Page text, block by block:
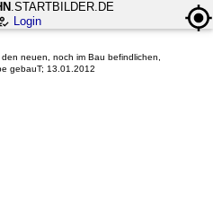
.STARTBILDER.DE
Login
neuen, noch im Bau befindlichen,
gebauT; 13.01.2012